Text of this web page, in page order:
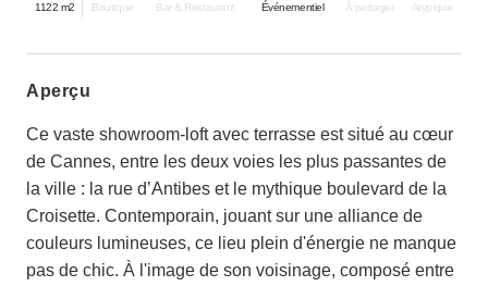
1122 m2 Boutique Bar & Restaurant Événementiel À partager Atypique
aperçu
Ce vaste showroom-loft avec terrasse est situé au cœur
de Cannes, entre les deux voies les plus passantes de
la ville : la rue d’Antibes et le mythique boulevard de la
Croisette. Contemporain, jouant sur une alliance de
couleurs lumineuses, ce lieu plein d'énergie ne manque
pas de chic. À l'image de son voisinage, composé entre